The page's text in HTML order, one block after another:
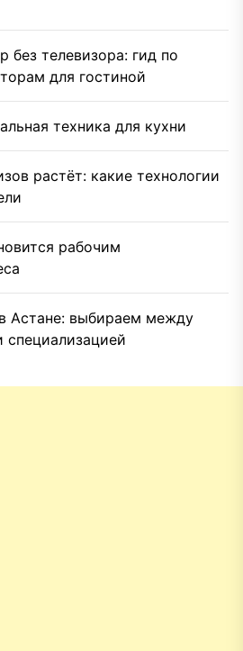
без телевизора: гид по
для гостиной
техника для кухни
растёт: какие технологии
рабочим
Астане: выбираем между
специализацией